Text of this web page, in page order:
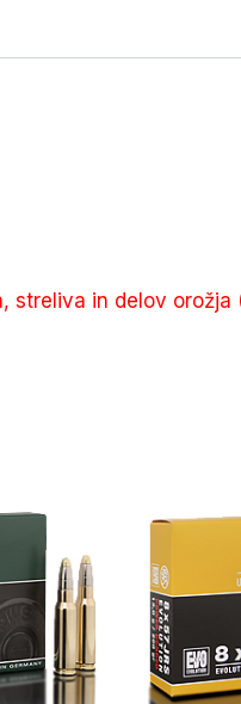
streliva in delov orožja